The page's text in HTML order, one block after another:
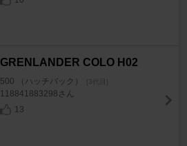
GRENLANDER COLO H02
500 （ハッチバック） [3代目]
118841883298さん
13